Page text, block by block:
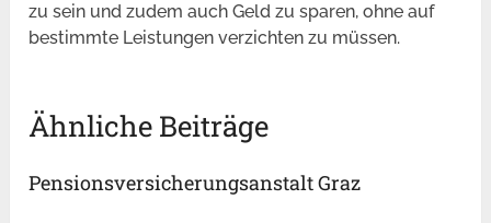
zu sein und zudem auch Geld zu sparen, ohne auf
bestimmte Leistungen verzichten zu müssen.
Ähnliche Beiträge
Pensionsversicherungsanstalt Graz